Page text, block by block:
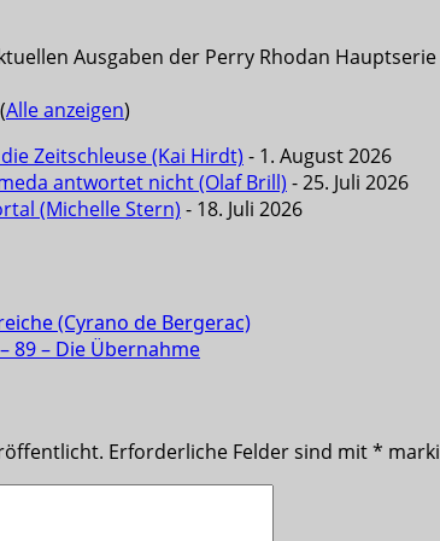
Ausgaben der Perry Rhodan
(Alle anzeigen)
Zeitschleuse (Kai Hirdt) - 1. August 2026
antwortet nicht (Olaf Brill) - 25. Juli 2026
(Michelle Stern) - 18. Juli 2026
(Cyrano de Bergerac)
89 – Die Übernahme
Erforderliche Felder sind mit*